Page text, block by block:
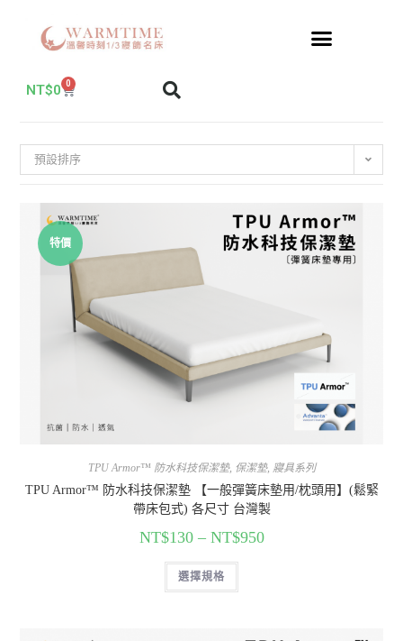
NT$0 0
預設排序
特價
TPU Armor™ 防水科技保潔墊, 保潔墊, 寢具系列
TPU Armor™ 防水科技保潔墊 【一般彈簧床墊用/枕頭用】(鬆緊
帶床包式) 各尺寸 台灣製
NT$130– NT$950
選擇規格